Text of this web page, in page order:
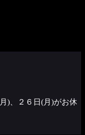
)、２６日(月)がお休